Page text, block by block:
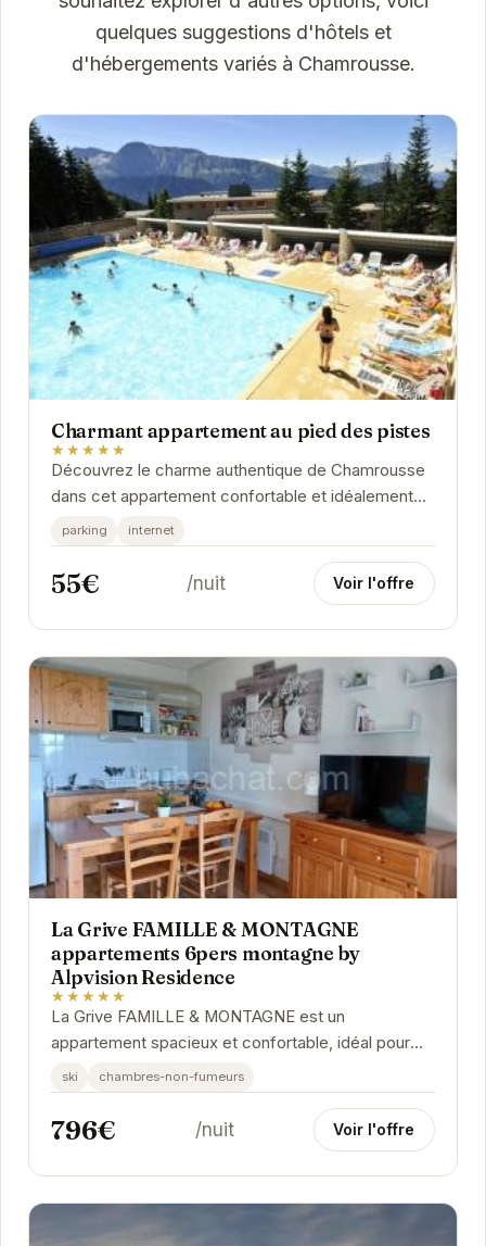
quelques suggestions d'hôtels et
d'hébergements variés à Chamrousse.
Charmant appartement au pied des pistes
★★★★★
Découvrez le charme authentique de Chamrousse
dans cet appartement confortable et idéalement
situé. Proche des pistes, il offre un accès facile...
parking internet
55€ /nuit Voir l'offre
La Grive FAMILLE & MONTAGNE
appartements 6pers montagne by
Alpvision Residence
★★★★★
La Grive FAMILLE & MONTAGNE est un
appartement spacieux et confortable, idéal pour
les familles ou les groupes d'amis. Situé à
Chamrousse, il...
ski chambres-non-fumeurs
796€ /nuit Voir l'offre